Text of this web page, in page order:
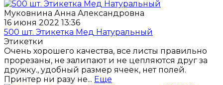
Муковнина Анна Александровна
16 июня 2022 13:36
500 шт. Этикетка Мед Натуральный
Этикетки
Очень хорошего качества, все листы правильно
прорезаны, не залипают и не цепляются друг за
дружку., удобный размер ячеек, нет полей.
Принтер ни разу не... Еще